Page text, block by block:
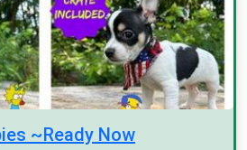
~Ready Now